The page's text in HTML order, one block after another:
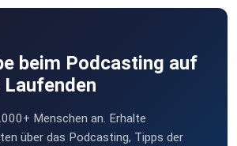
beim Podcasting auf
Laufenden
Menschen an. Erhalte
über das Podcasting, Tipps der